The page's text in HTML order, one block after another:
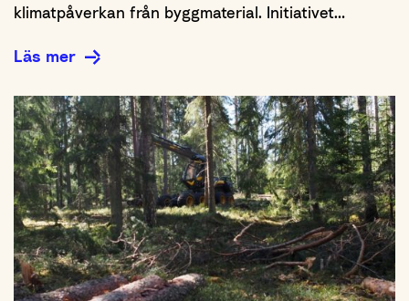
klimatpåverkan från byggmaterial. Initiativet…
Läs mer